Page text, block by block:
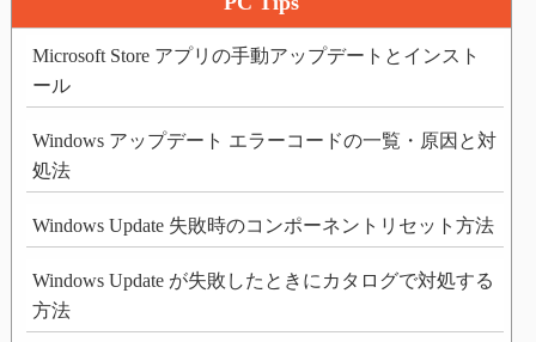
Microsoft Store アプリの手動アップデートとインスト
ール
Windows アップデート エラーコードの一覧・原因と対
処法
Windows Update 失敗時のコンポーネントリセット方法
Windows Update が失敗したときにカタログで対処する
方法